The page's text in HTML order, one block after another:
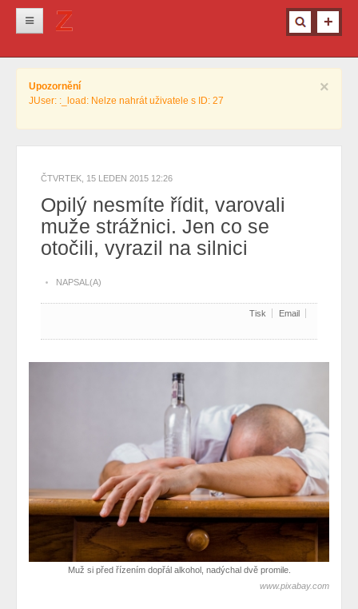
Krimi
Info z města
Pro ženy
Ostatní
×
Upozornění
JUser: :_load: Nelze nahrát uživatele s ID: 27
ČTVRTEK, 15 LEDEN 2015 12:26
Opilý nesmíte řídit, varovali
muže strážnici. Jen co se
otočili, vyrazil na silnici
NAPSAL(A)
Tisk Email
Muž si před řízením dopřál alkohol, nadýchal dvě promile.
www.pixabay.com